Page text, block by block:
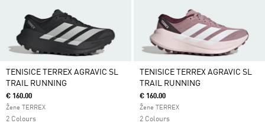
TENISICE TERREX AGRAVIC SL
TRAIL RUNNING
€ 160.00
Žene TERREX
2 Colours
TENISICE TERREX AGRAVIC SL
TRAIL RUNNING
€ 160.00
Žene TERREX
2 Colours